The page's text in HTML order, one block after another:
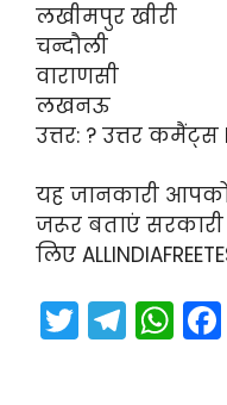
लखीमपुर खीरी
चन्दौली
वाराणसी
लखनऊ
उत्तर: ? उत्तर
यह जानकारी
जरूर बताएं सरकारी
लिए
T
w
T
el
W
h